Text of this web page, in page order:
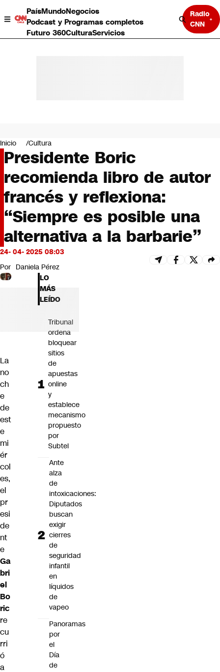
PaísMundoNegocios
Podcast y Programas completos
Futuro 360CulturaServicios
Radio
CNN
Negocios
Deportes
Programas completos
Cultura
Servicios
Bits
CNN tiempo
Futuro 360
Opinión
Inicio Cultura
Presidente Boric
recomienda libro de autor
francés y reflexiona:
“Siempre es posible una
alternativa a la barbarie”
24- 04- 2025 08:03
Por Daniela Pérez
La
no
ch
e
de
est
e
mi
ér
col
es,
el
pr
esi
de
nt
e
Ga
bri
el
Bo
ric
re
cu
rri
ó
a
LO
MÁS
LEÍDO
Tribunal
ordena
bloquear
sitios
de
apuestas
online
y
establece
mecanismo
propuesto
por
Subtel
Ante
alza
de
intoxicaciones:
Diputados
buscan
exigir
cierres
de
seguridad
infantil
en
líquidos
de
vapeo
Panoramas
por
el
Día
de